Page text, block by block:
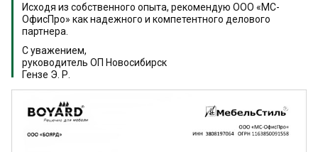
Исходя из собственного опыта, рекомендую ООО «МС-
ОфисПро» как надежного и компетентного делового
партнера.
С уважением,
руководитель ОП Новосибирск
Гензе Э. Р.